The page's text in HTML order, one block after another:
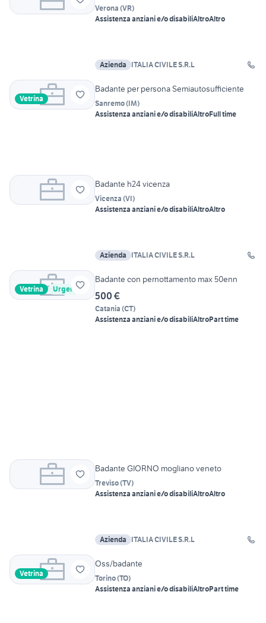
Verona (VR)
Assistenza anziani e/o disabiliAltroAltro
Azienda ITALIA CIVILE S.R.L
Vetrina
Badante per persona Semiautosufficiente
Sanremo(IM)
Assistenza anziani e/o disabiliAltroFull time
Badante h24 vicenza
Vicenza (VI)
Assistenza anziani e/o disabiliAltroAltro
Azienda ITALIA CIVILE S.R.L
Vetrina Urgente
Badante con pernottamento max 50enn
500 €
Catania (CT)
Assistenza anziani e/o disabiliAltroPart time
Badante GIORNO mogliano veneto
Treviso(TV)
Assistenza anziani e/o disabiliAltroAltro
Azienda ITALIA CIVILE S.R.L
Vetrina
Oss/badante
Torino(TO)
Assistenza anziani e/o disabiliAltroPart time